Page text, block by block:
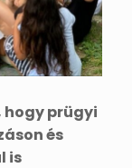
hogy prügyi
és
is